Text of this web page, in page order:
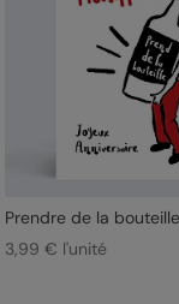
Prendre de la bouteille
3,99 € l'unité